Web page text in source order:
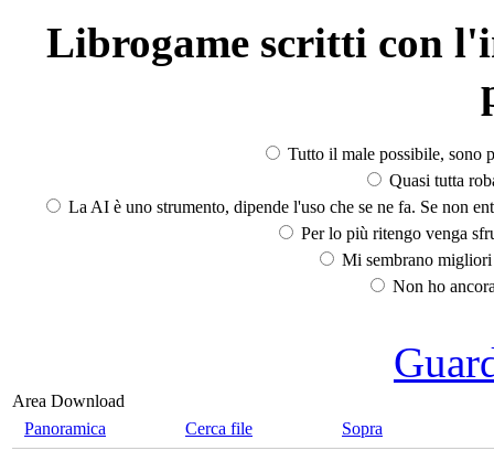
Librogame scritti con
Tutto il male possibile, sono
Quasi tutta
La AI è uno strumento, dipende l'uso che se ne fa. Se non
Per lo più ritengo venga
Mi sembrano
Non ho
Area Download
Panoramica
Cerca file Sopra